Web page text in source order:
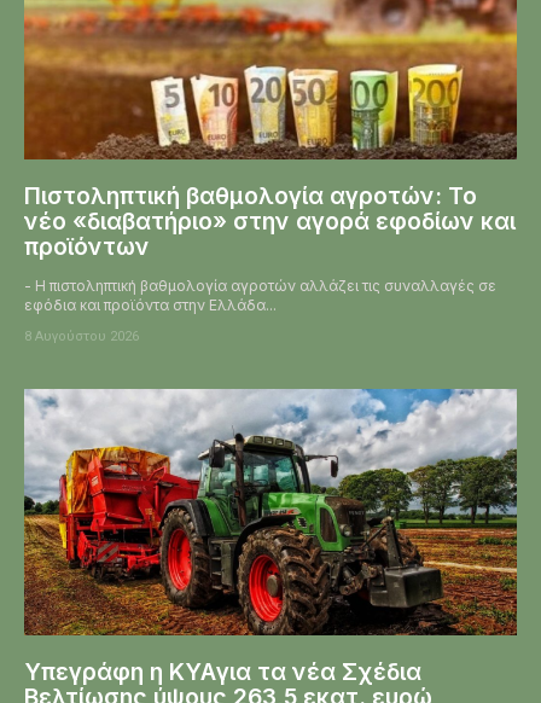
Πιστοληπτική βαθμολογία αγροτών: Το
νέο «διαβατήριο» στην αγορά εφοδίων και
προϊόντων
- Η πιστοληπτική βαθμολογία αγροτών αλλάζει τις συναλλαγές σε
εφόδια και προϊόντα στην Ελλάδα...
8 Αυγούστου 2026
Υπεγράφη η KYAγια τα νέα Σχέδια